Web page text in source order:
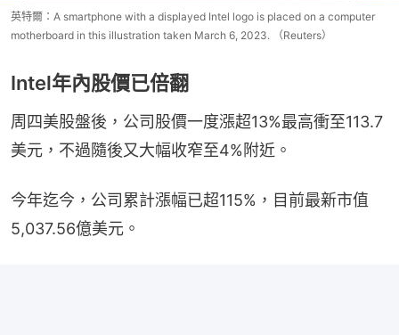
英特爾：A smartphone with a displayed Intel logo is placed on a computer
motherboard in this illustration taken March 6, 2023. （Reuters）
Intel年內股價已倍翻
周四美股盤後，公司股價一度漲超13%最高衝至113.7
美元，不過隨後又大幅收窄至4%附近。
今年迄今，公司累計漲幅已超115%，目前最新市值
5,037.56億美元。